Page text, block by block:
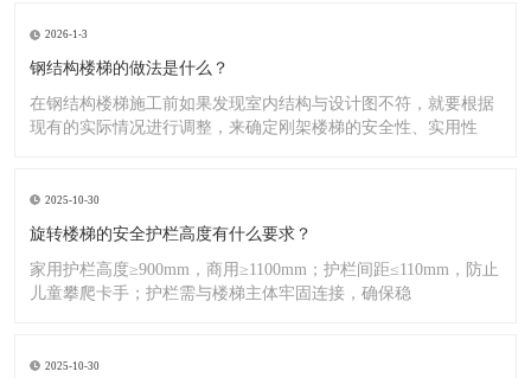
2026-1-3
钢结构楼梯的做法是什么？
在钢结构楼梯施工前如果发现室内结构与设计图不符，就要根据
现有的实际情况进行调整，来确定刚架楼梯的安全性、实用性
2025-10-30
旋转楼梯的安全护栏高度有什么要求？
家用护栏高度≥900mm，商用≥1100mm；护栏间距≤110mm，防止
儿童攀爬卡手；护栏需与楼梯主体牢固连接，确保稳
2025-10-30